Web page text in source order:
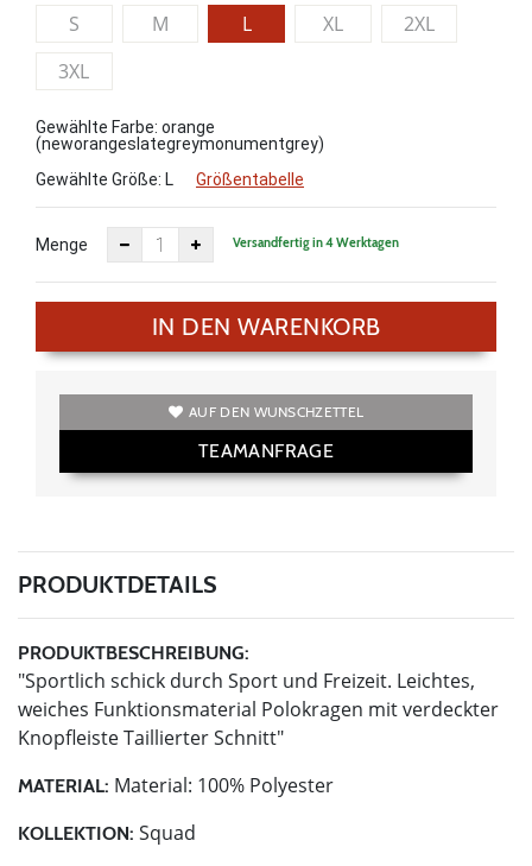
S M L XL
2XL
3XL
Gewählte Farbe: orange
(neworangeslategreymonumentgrey)
Gewählte Größe: L Größentabelle
Menge Versandfertig in 4 Werktagen
IN DEN WARENKORB
AUF DEN WUNSCHZETTEL
TEAMANFRAGE
PRODUKTDETAILS
PRODUKTBESCHREIBUNG:
"Sportlich schick durch Sport und Freizeit. Leichtes,
weiches Funktionsmaterial Polokragen mit verdeckter
Knopfleiste Taillierter Schnitt"
MATERIAL: Material: 100% Polyester
KOLLEKTION: Squad